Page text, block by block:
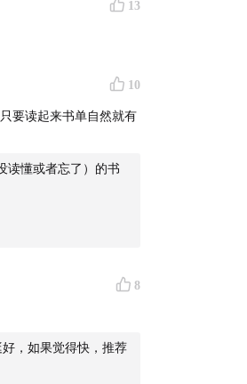
13
10
要读起来书单自然就有
读懂或者忘了）的书
8
，如果觉得快，推荐